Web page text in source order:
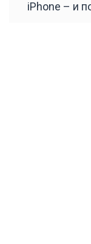
iPhone – и